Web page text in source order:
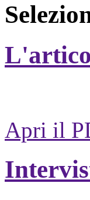
Apri il